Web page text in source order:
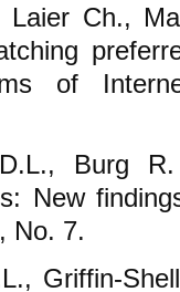
Ch.,
of
Burg
New
No. 7.
Griffin-